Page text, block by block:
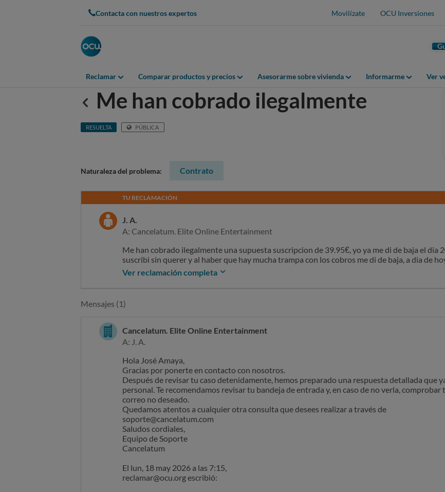
Contacta con nuestros expertos Movilízate OCU Inversiones
Reclamar Comparar productos y precios Asesorarme sobre vivienda Informarme Ver
Anterior
Me han cobrado ilegalmente
RESUELTA PÚBLICA
Naturaleza del problema: Contrato
TU RECLAMACIÓN
J. A.
A: Cancelatum. Elite Online Entertainment
Me han cobrado ilegalmente una supuesta suscripcion de 39.95€, yo ya me di de baja el dia
suscribi sin querer y al haber que hay mucha trampa con los cobros me di de baja, a dia de
darme de baja. Esto no es normal, quiero poner una reclamación del importe que me han
del cobro y la cancelación que hice.
Ver reclamación completa
Mensajes (1)
Cancelatum. Elite Online Entertainment
A: J. A.
Hola José Amaya,
Gracias por ponerte en contacto con nosotros.
Después de revisar tu caso detenidamente, hemos preparado una respuesta detallada que
personal. Te recomendamos revisar tu bandeja de entrada y, en caso de no verla, comprobar
correo no deseado.
Quedamos atentos a cualquier otra consulta que desees realizar a través de
soporte@cancelatum.com
Saludos cordiales,
Equipo de Soporte
Cancelatum
El lun, 18 may 2026 a las 7:15,
reclamar@ocu.org escribió: